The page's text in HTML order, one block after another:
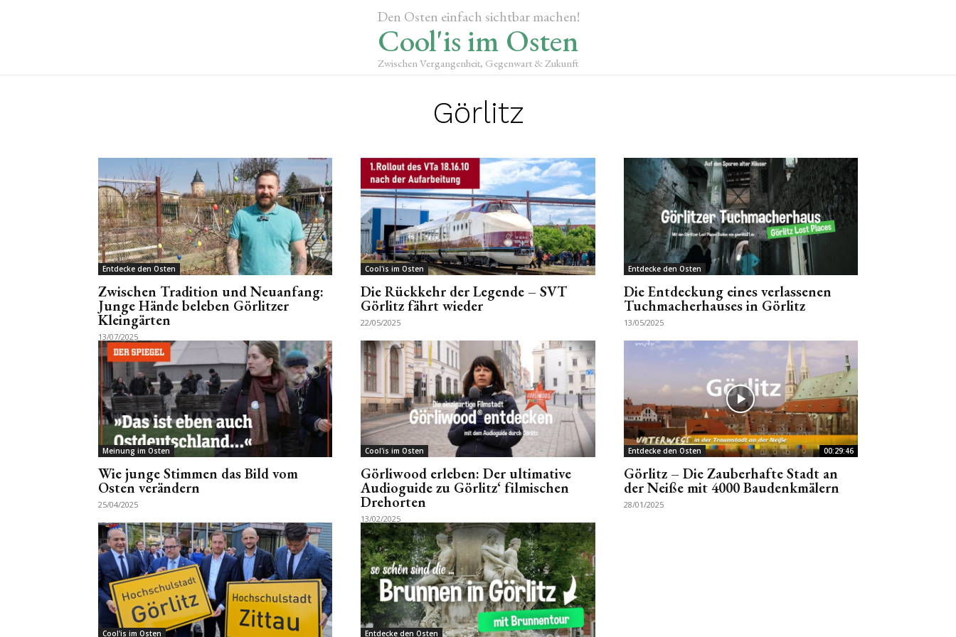
Den Osten einfach sichtbar machen!
Cool'is im Osten
Zwischen Vergangenheit, Gegenwart & Zukunft
Görlitz
Entdecke den Osten
Zwischen Tradition und Neuanfang:
Junge Hände beleben Görlitzer
Kleingärten
13/07/2025
Cool'is im Osten
Die Rückkehr der Legende – SVT
Görlitz fährt wieder
22/05/2025
Entdecke den Osten
Die Entdeckung eines verlassenen
Tuchmacherhauses in Görlitz
13/05/2025
Meinung im Osten
Wie junge Stimmen das Bild vom
Osten verändern
25/04/2025
Cool'is im Osten
Görliwood erleben: Der ultimative
Audioguide zu Görlitz‘ filmischen
Drehorten
13/02/2025
Entdecke den Osten 00:29:46
Görlitz – Die Zauberhafte Stadt an
der Neiße mit 4000 Baudenkmälern
28/01/2025
Cool'is im Osten Entdecke den Osten